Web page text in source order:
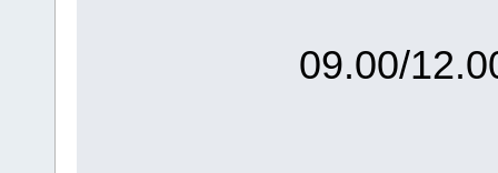
09.00/